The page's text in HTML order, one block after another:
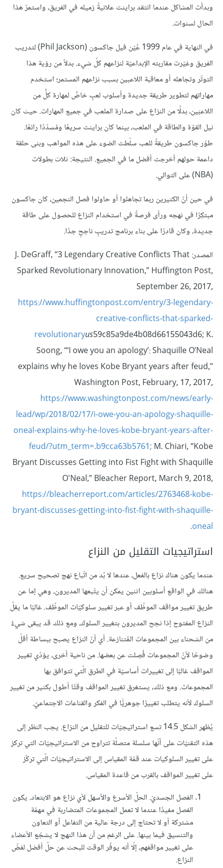
وبدأت المشاكل عندما انتقد براينت علانيةً زميله في الفريق، واستمرّ هذا
الحال لسنوات.
في النهاية في عام 1999 عُيّن فيل جاكسون (Phil Jackson) لتدريب
الفريق وغيّرت مقاربته الإبداعيّة لنزاعهم كلّ شيء. بدلاً من رؤية هذا
التوتّر وتجاهله أو معاقبة اللاعبين بسبب نزاعهم المستمر؛ استخدم
مهاراتهم لتطوير طريقة جديدة وأسلوب لعبٍ خاصٍّ لمهارة كلٍّ من
اللاعبَين، بدلًا من النزاع على صدارة الملعب في جميع المهارات. حيث كان
نيل القوّة والطاقة في الملعب، بينما كان براينت سريعًا ومُسدّدًا رائعًا.
طوّر جاكسون طريقةً للعب سلّطت الضوء على هذه المواهب وبنى حلقة
داعمة حولهم أخرجت أفضل ما في الجميع. النتيجة: ثلاث بطولات
(NBA) على التوالي.
في حين أنّ الكثيرين ربما تجاهلوا أو حاولوا فصل النجمين، كان جاكسون
مبتكِرًا في نهجه ورأى فرصةً في استخدام النزاع للحصول على طاقة
جديدة، وكان قادرًا على بناء برنامج تدريبٍ ناجحٍ جدًا.
المصدر: J. DeGraff, “3 Legendary Creative Conflicts That
Sparked Revolutionary Innovation,” Huffington Post,
September 26, 2017,
https://www.huffingtonpost.com/entry/3-legendary-
creative-conflicts-that-sparked-
revolutionaryus59c85a9de4b08d66155043d6; K.
Soong, “‘I owe you an apology’: Shaquille O’Neal
explains why he loves Kobe Bryant years after feud,”
Washington Post, February, 17, 2017,
https://www.washingtonpost.com/news/early-
lead/wp/2018/02/17/i-owe-you-an-apology-shaquille-
oneal-explains-why-he-loves-kobe-bryant-years-after-
feud/?utm_term=.b9cca63b5761; M. Chiari, “Kobe
Bryant Discusses Getting into Fist Fight with Shaquille
O'Neal,” Bleacher Report, March 9, 2018,
https://bleacherreport.com/articles/2763468-kobe-
bryant-discusses-getting-into-fist-fight-with-shaquille-
oneal.
استراتيجيات التقليل من النزاع
عندما يكون هناك نزاع بالفعل، عندها لا بُد من اتّباع نهج تصحيح سريع.
هنالك في الواقع أسلوبين اثنين يمكن أن يتّبعها المديرون، وهي إما عن
طريق تغيير مواقف الموظّف أو عبر تغيير سلوكيّات الموظّف. غالبًا ما يقلّ
النزاع المفتوح إذا نجح المديرون بتغيير السلوك، ومع ذلك قد يبقى شيءٌ
من الشحناء بين المجموعات المُتنازعة. أي أنّ النزاع يصبح ببساطة أقلّ
وضوحًا لأنّ المجموعات فُصِلت عن بعضها. من ناحية أخرى، يؤدّي تغيير
المواقف غالبًا إلى تغييرات أساسيّة في الطرق الّتي تتوافق بها
المجموعات. ومع ذلك، يستغرق تغيير المواقف وقتًا أطول بكثير من تغيير
السلوك لأنه يتطلب تغييرًا جوهريًّا في الفكر والقناعات الاجتماعيّ.
يُظهر الشكل 14.5 تسع استراتيجيّات للتقليل من النزاع. يجب النظر إلى
هذه التقنيّات على أنّها سلسلة متصلّة تتراوح من الاستراتيجيّات التي تركز
على تغيير السلوكيات عند قمّة المقياس إلى الاستراتيجيّات الّتي تركّز
على تغيير المواقف بالقرب من قاعدة المقياس.
الفصل الجسديّ. الحلّ الأسرع والأسهل لأي نزاع هو الابتعاد. يكون
الفصل مفيدًا عندما لا تعمل المجموعات المتضاربة في مهمّة
مشتركة أو لا تحتاج إلى درجة عالية من التفاعل أو التعاون
والتنسيق فيما بينها. على الرغم من أن هذا النهج لا يشجّع الأعضاء
على تغيير مواقفهم، إلّا أنه يوفّر الوقت للبحث عن حلّ أفضل لفضّ
النزاع.